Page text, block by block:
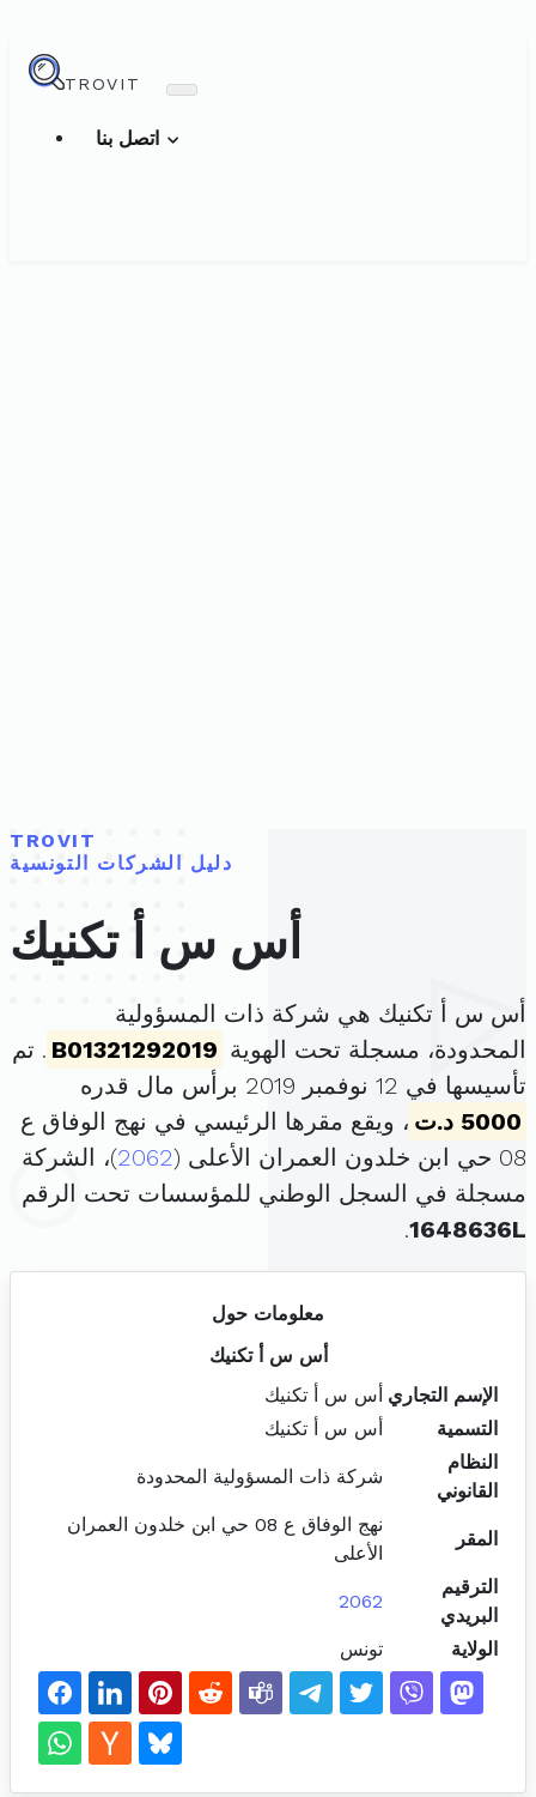
TROVIT
TROVIT
دليل الشركات التونسية
أس س أ تكنيك
أس س أ تكنيك هي شركة ذات المسؤولية
المحدودة، مسجلة تحت الهوية B01321292019 . تم
تأسيسها في 12 نوفمبر 2019 برأس مال قدره
5000 د.ت
، ويقع مقرها الرئيسي في نهج الوفاق ع
08 حي ابن خلدون العمران الأعلى (
2062)، الشركة
مسجلة في السجل الوطني للمؤسسات تحت الرقم
1648636L
.
معلومات حول
أس س أ تكنيك
الإسم التجاري أس س أ تكنيك
التسمية
أس س أ تكنيك
النظام
القانوني
شركة ذات المسؤولية المحدودة
المقر
نهج الوفاق ع 08 حي ابن خلدون العمران
الأعلى
الترقيم
البريدي
2062
الولاية تونس